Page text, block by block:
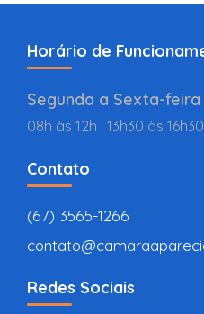
Horário de
Segunda a Sexta-feira
08h às 12h | 13h30 às
Contato
(67) 3565-1266
Redes Sociais